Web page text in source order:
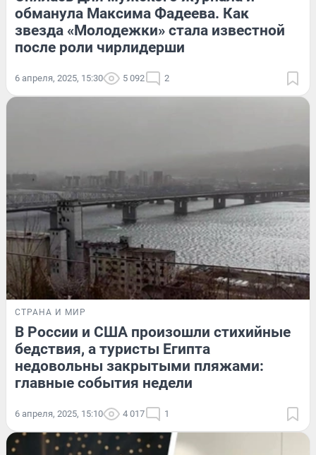
обманула Максима Фадеева. Как
звезда «Молодежки» стала известной
после роли чирлидерши
6 апреля, 2025, 15:30 5 092 2
СТРАНА И МИР
В России и США произошли стихийные
бедствия, а туристы Египта
недовольны закрытыми пляжами:
главные события недели
6 апреля, 2025, 15:10 4 017 1